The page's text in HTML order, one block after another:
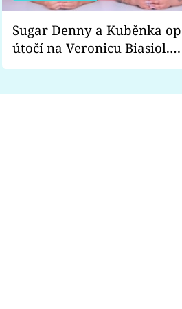
Sugar Denny a Kuběnka
útočí na Veronicu Biasiol.
Proč je podle nich falešná a